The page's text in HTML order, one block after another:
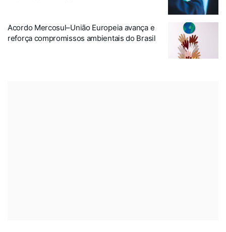
Acordo Mercosul–União Europeia avança e
reforça compromissos ambientais do Brasil